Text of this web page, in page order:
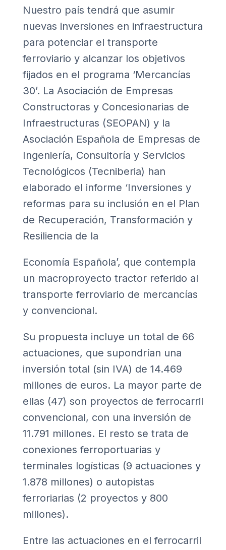
Nuestro país tendrá que asumir
nuevas inversiones en infraestructura
para potenciar el transporte
ferroviario y alcanzar los objetivos
fijados en el programa ‘Mercancías
30’. La Asociación de Empresas
Constructoras y Concesionarias de
Infraestructuras (SEOPAN) y la
Asociación Española de Empresas de
Ingeniería, Consultoría y Servicios
Tecnológicos (Tecniberia) han
elaborado el informe ‘Inversiones y
reformas para su inclusión en el Plan
de Recuperación, Transformación y
Resiliencia de la
Economía Española’, que contempla
un macroproyecto tractor referido al
transporte ferroviario de mercancías
y convencional.
Su propuesta incluye un total de 66
actuaciones, que supondrían una
inversión total (sin IVA) de 14.469
millones de euros. La mayor parte de
ellas (47) son proyectos de ferrocarril
convencional, con una inversión de
11.791 millones. El resto se trata de
conexiones ferroportuarias y
terminales logísticas (9 actuaciones y
1.878 millones) o autopistas
ferroriarias (2 proyectos y 800
millones).
Entre las actuaciones en el ferrocarril